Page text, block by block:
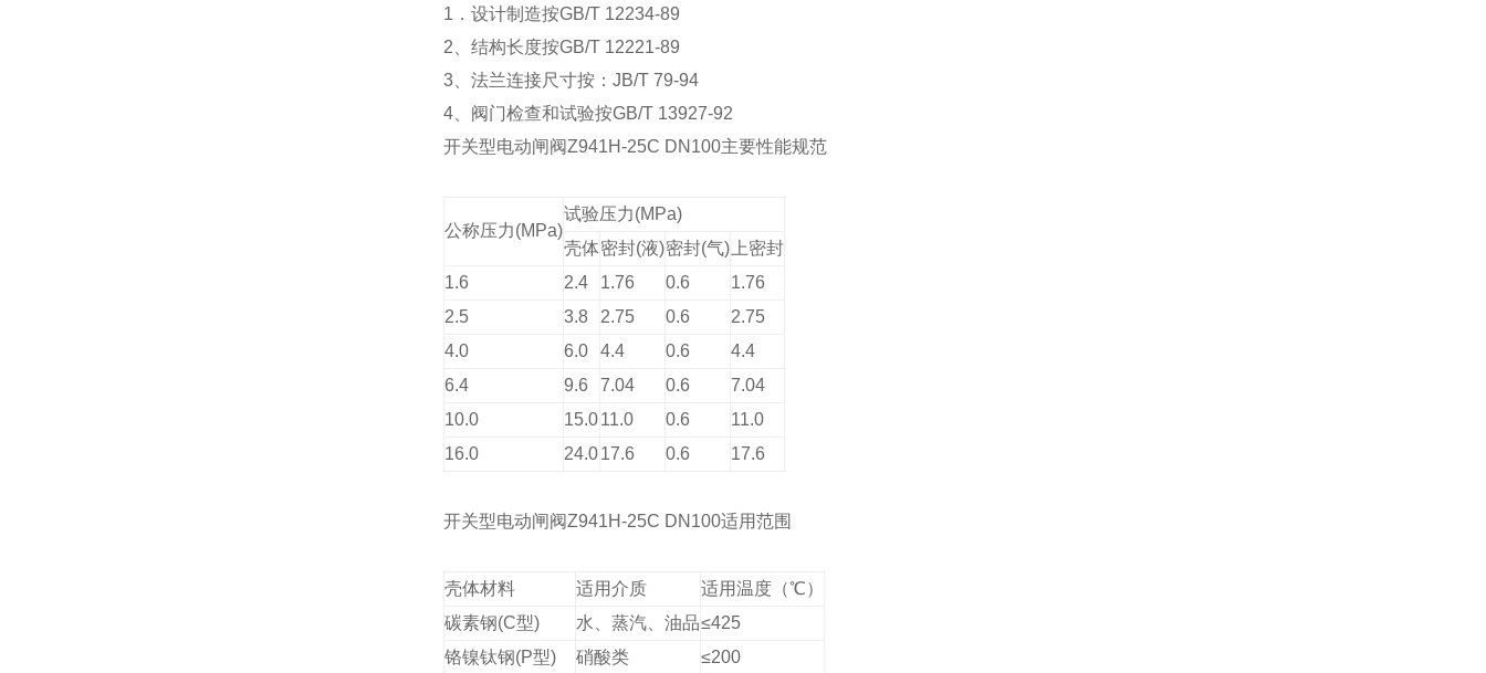
1．设计制造按GB/T 12234-89
2、结构长度按GB/T 12221-89
3、法兰连接尺寸按：JB/T 79-94
4、阀门检查和试验按GB/T 13927-92
开关型电动闸阀Z941H-25C DN100主要性能规范
公称压力(MPa)
试验压力(MPa)
壳体密封(液)密封(气) 上密封
1.6
2.4 1.76 0.6
1.76
2.5
3.8 2.75 0.6
2.75
4.0
6.0 4.4 0.6
4.4
6.4
9.6 7.04 0.6
7.04
10.0
15.011.0 0.6
11.0
16.0
24.017.6 0.6 17.6
开关型电动闸阀Z941H-25C DN100适用范围
壳体材料 适用介质
适用温度（℃）
碳素钢(C型)
水、蒸汽、油品≤425
铬镍钛钢(P型)
硝酸类
≤200